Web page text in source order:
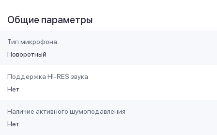
Общие параметры
Тип микрофона
Поворотный
Поддержка HI-RES звука
Нет
Наличие активного шумоподавления
Нет